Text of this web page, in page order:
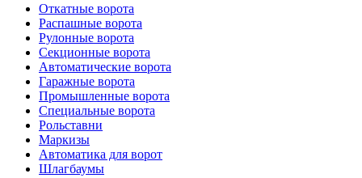
Откатные ворота
Распашные ворота
Рулонные ворота
Секционные ворота
Автоматические ворота
Гаражные ворота
Промышленные ворота
Специальные ворота
Рольставни
Маркизы
Автоматика для ворот
Шлагбаумы